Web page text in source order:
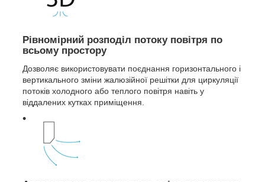
Рівномірний розподіл потоку повітря по
всьому простору
Дозволяє використовувати поєднання горизонтального і
вертикального зміни жалюзійної решітки для циркуляції
потоків холодного або теплого повітря навіть у
віддалених кутках приміщення.